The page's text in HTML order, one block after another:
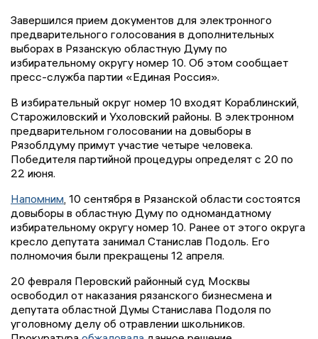
Завершился прием документов для электронного
предварительного голосования в дополнительных
выборах в Рязанскую областную Думу по
избирательному округу номер 10. Об этом сообщает
пресс-служба партии «Единая Россия».
В избирательный округ номер 10 входят Кораблинский,
Старожиловский и Ухоловский районы. В электронном
предварительном голосовании на довыборы в
Рязоблдуму примут участие четыре человека.
Победителя партийной процедуры определят с 20 по
22 июня.
Напомним, 10 сентября в Рязанской области состоятся
довыборы в областную Думу по одномандатному
избирательному округу номер 10. Ранее от этого округа
кресло депутата занимал Станислав Подоль. Его
полномочия были прекращены 12 апреля.
20 февраля Перовский районный суд Москвы
освободил от наказания рязанского бизнесмена и
депутата областной Думы Станислава Подоля по
уголовному делу об отравлении школьников.